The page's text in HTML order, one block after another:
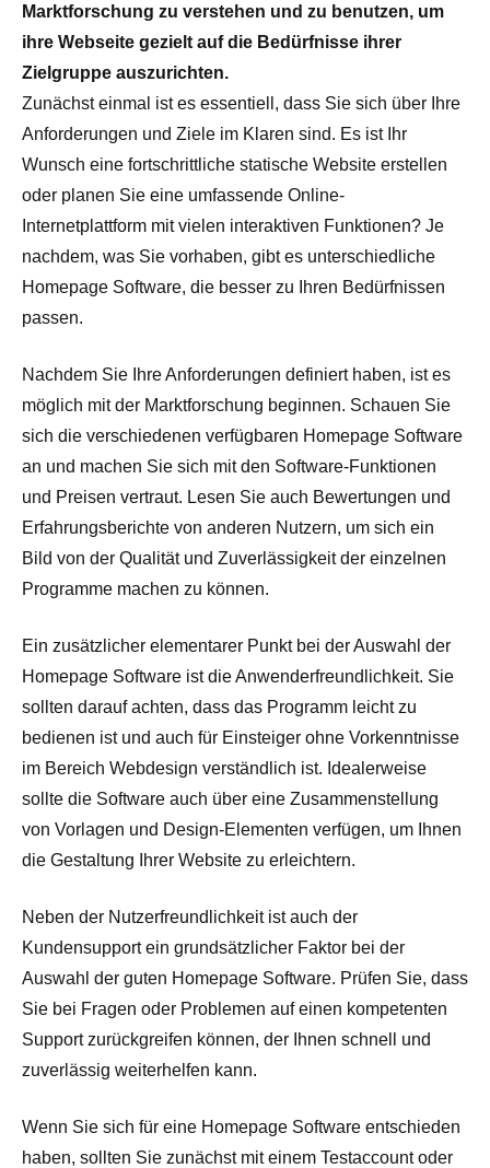
Marktforschung zu verstehen und zu benutzen, um
ihre Webseite gezielt auf die Bedürfnisse ihrer
Zielgruppe auszurichten.
Zunächst einmal ist es essentiell, dass Sie sich über Ihre
Anforderungen und Ziele im Klaren sind. Es ist Ihr
Wunsch eine fortschrittliche statische Website erstellen
oder planen Sie eine umfassende Online-
Internetplattform mit vielen interaktiven Funktionen? Je
nachdem, was Sie vorhaben, gibt es unterschiedliche
Homepage Software, die besser zu Ihren Bedürfnissen
passen.
Nachdem Sie Ihre Anforderungen definiert haben, ist es
möglich mit der Marktforschung beginnen. Schauen Sie
sich die verschiedenen verfügbaren Homepage Software
an und machen Sie sich mit den Software-Funktionen
und Preisen vertraut. Lesen Sie auch Bewertungen und
Erfahrungsberichte von anderen Nutzern, um sich ein
Bild von der Qualität und Zuverlässigkeit der einzelnen
Programme machen zu können.
Ein zusätzlicher elementarer Punkt bei der Auswahl der
Homepage Software ist die Anwenderfreundlichkeit. Sie
sollten darauf achten, dass das Programm leicht zu
bedienen ist und auch für Einsteiger ohne Vorkenntnisse
im Bereich Webdesign verständlich ist. Idealerweise
sollte die Software auch über eine Zusammenstellung
von Vorlagen und Design-Elementen verfügen, um Ihnen
die Gestaltung Ihrer Website zu erleichtern.
Neben der Nutzerfreundlichkeit ist auch der
Kundensupport ein grundsätzlicher Faktor bei der
Auswahl der guten Homepage Software. Prüfen Sie, dass
Sie bei Fragen oder Problemen auf einen kompetenten
Support zurückgreifen können, der Ihnen schnell und
zuverlässig weiterhelfen kann.
Wenn Sie sich für eine Homepage Software entschieden
haben, sollten Sie zunächst mit einem Testaccount oder